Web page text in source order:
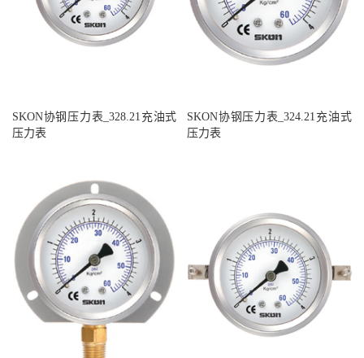
SKON协钢压力表_328.21充油式
压力表
SKON协钢压力表_324.21充油式
压力表